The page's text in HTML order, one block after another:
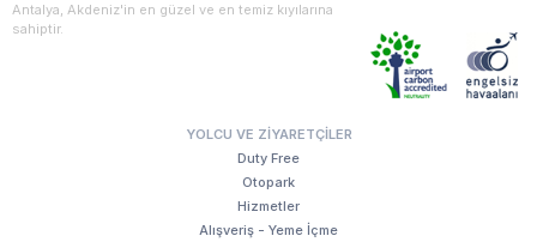
Antalya, Akdeniz'in en güzel ve en temiz kıyılarına
sahiptir.
YOLCU VE ZIYARETÇILER
Duty Free
Otopark
Hizmetler
Alışveriş - Yeme İçme